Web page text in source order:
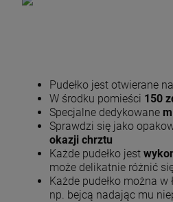
Pudełko jest otwierane
W środku pomieści 150
Specjalne dedykowane
Sprawdzi się jako
okazji chrztu
Każde pudełko jest
może delikatnie różnić
Każde pudełko można
np. bejcą nadając mu